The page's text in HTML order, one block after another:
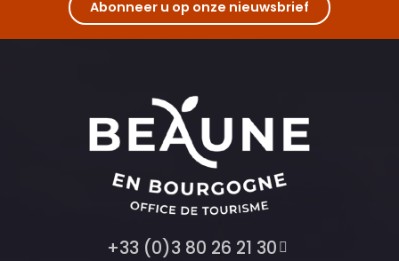
Abonneer u op onze nieuwsbrief
+33 (0)3 80 26 21 30